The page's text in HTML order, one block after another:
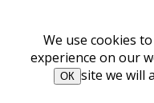
We use cookies
experience on our
site we will
ОК